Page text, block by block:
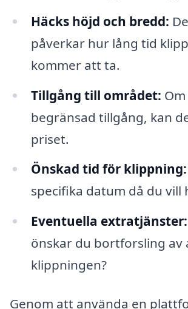
Häcks höjd och bredd:
påverkar hur lång tid
kommer att ta.
Tillgång till området:
begränsad tillgång, kan
priset.
Önskad tid för klippning:
specifika datum då du vill
Eventuella extratjänster:
önskar du bortforsling av
klippningen?
Genom att använda en